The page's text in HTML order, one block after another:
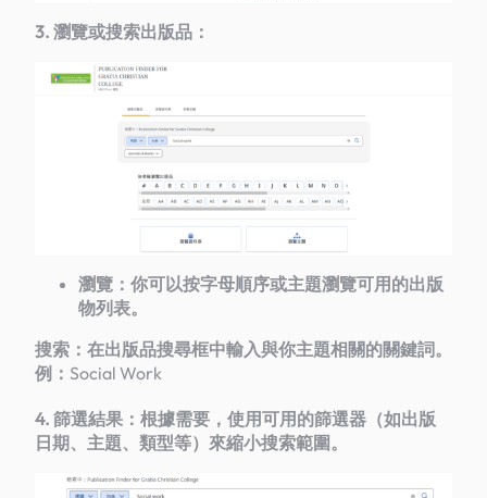
3. 瀏覽或搜索出版品：
瀏覽：你可以按字母順序或主題瀏覽可用的出版
物列表。
搜索：在出版品搜尋框中輸入與你主題相關的關鍵詞。
例： Social Work
4. 篩選結果：根據需要，使用可用的篩選器（如出版
日期、主題、類型等）來縮小搜索範圍。